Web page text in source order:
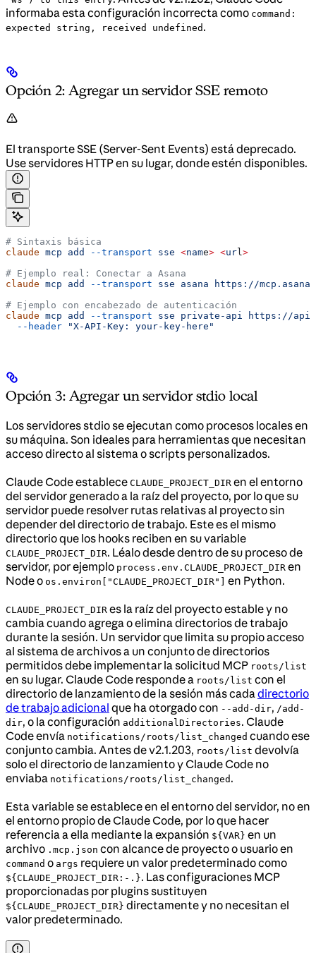
informaba esta configuración incorrecta como command:
expected string, received undefined .
Opción 2: Agregar un servidor SSE remoto
El transporte SSE (Server-Sent Events) está deprecado.
Use servidores HTTP en su lugar, donde estén disponibles.
# Sintaxis básica
claude mcp add --transport sse <name> <url >
# Ejemplo real: Conectar a Asana
claude mcp add --transport sse asana https://
# Ejemplo con encabezado de autenticación
claude mcp add --transport sse private-api
https://
  --header
"X-API-Key: your-key-here"
Opción 3: Agregar un servidor stdio local
Los servidores stdio se ejecutan como procesos locales en
su máquina. Son ideales para herramientas que necesitan
acceso directo al sistema o scripts personalizados.
Claude Code establece CLAUDE_PROJECT_DIR en el entorno
del servidor generado a la raíz del proyecto, por lo que su
servidor puede resolver rutas relativas al proyecto sin
depender del directorio de trabajo. Este es el mismo
directorio que los hooks reciben en su variable
CLAUDE_PROJECT_DIR. Léalo desde dentro de su proceso de
servidor, por ejemplo process.env.CLAUDE_PROJECT_DIR en
Node o os.environ["CLAUDE_PROJECT_DIR"] en Python.
CLAUDE_PROJECT_DIR es la raíz del proyecto estable y no
cambia cuando agrega o elimina directorios de trabajo
durante la sesión. Un servidor que limita su propio acceso
al sistema de archivos a un conjunto de directorios
permitidos debe implementar la solicitud MCP roots/list
en su lugar. Claude Code responde a roots/list con el
directorio de lanzamiento de la sesión más cadadirectorio
de trabajo adicional que ha otorgado con --add-dir, /add-
dir, o la configuración additionalDirectories. Claude
Code envía notifications/roots/list_changed cuando ese
conjunto cambia. Antes de v2.1.203, roots/list devolvía
solo el directorio de lanzamiento y Claude Code no
enviaba notifications/roots/list_changed .
Esta variable se establece en el entorno del servidor, no en
el entorno propio de Claude Code, por lo que hacer
referencia a ella mediante la expansión ${VAR} en un
archivo .mcp.json con alcance de proyecto o usuario en
command o args requiere un valor predeterminado como
${CLAUDE_PROJECT_DIR:-.}. Las configuraciones MCP
proporcionadas por plugins sustituyen
${CLAUDE_PROJECT_DIR} directamente y no necesitan el
valor predeterminado.